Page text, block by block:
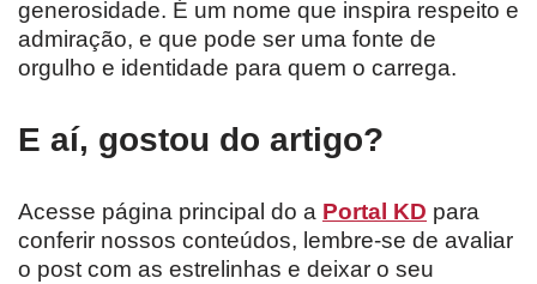
generosidade. É um nome que inspira respeito e
admiração, e que pode ser uma fonte de
orgulho e identidade para quem o carrega.
E aí, gostou do artigo?
Acesse página principal do a Portal KD para
conferir nossos conteúdos, lembre-se de avaliar
o post com as estrelinhas e deixar o seu